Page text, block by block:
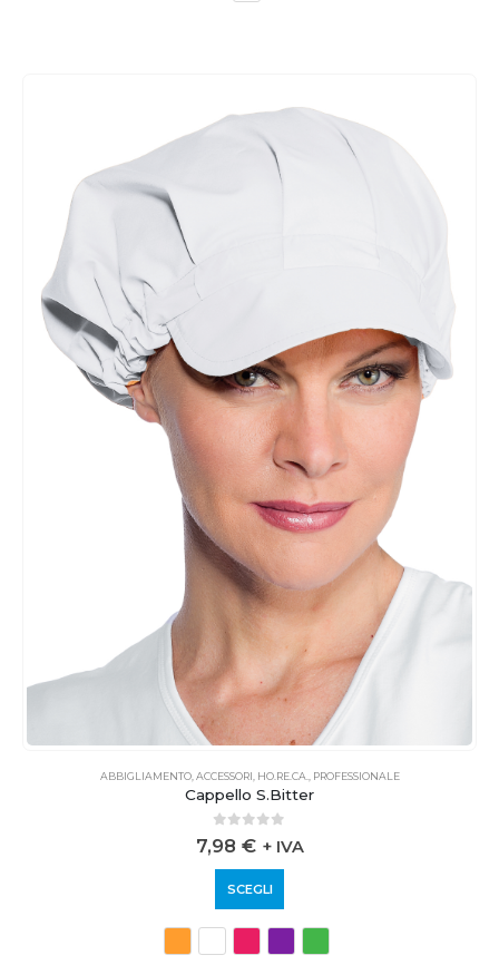
ABBIGLIAMENTO, ACCESSORI HO.RE.CA. PROFESSIONALE
Cappello S.Bitter
0 out of 5
7,98 € + IVA
SCEGLI